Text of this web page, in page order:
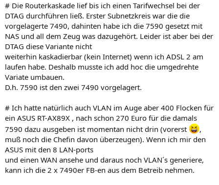
# Die Routerkaskade lief bis ich einen Tarifwechsel bei der
DTAG durchführen ließ. Erster Subnetzkreis war die die
vorgelagerte 7490, dahinten habe ich die 7590 gesetzt mit
NAS und all dem Zeug was dazugehört. Leider ist aber bei der
DTAG diese Variante nicht
weiterhin kaskadierbar (kein Internet) wenn ich ADSL 2 am
laufen habe. Deshalb musste ich add hoc die umgedrehte
Variate umbauen.
D.h. 7590 ist den zwei 7490 vorgelagert.
# Ich hatte natürlich auch VLAN im Auge aber 400 Flocken für
ein ASUS RT-AX89X , nach schon 270 Euro für die damals
7590 dazu ausgeben ist momentan nicht drin (vorerst
,
muß noch die Chefin davon überzeugen). Wenn ich mir den
ASUS mit den 8 LAN-ports
und einen WAN ansehe und daraus noch VLAN´s generiere,
kann ich die 2 x 7490er FB-en aus dem Betreib nehmen.